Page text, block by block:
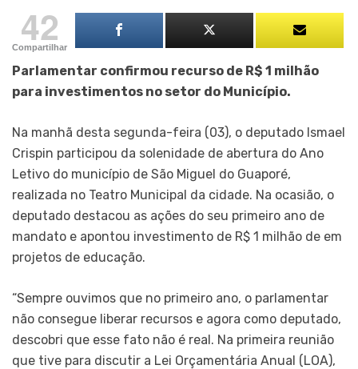
42
Compartilhar
Parlamentar confirmou recurso de R$ 1 milhão
para investimentos no setor do Município.
Na manhã desta segunda-feira (03), o deputado Ismael
Crispin participou da solenidade de abertura do Ano
Letivo do município de São Miguel do Guaporé,
realizada no Teatro Municipal da cidade. Na ocasião, o
deputado destacou as ações do seu primeiro ano de
mandato e apontou investimento de R$ 1 milhão de em
projetos de educação.
“Sempre ouvimos que no primeiro ano, o parlamentar
não consegue liberar recursos e agora como deputado,
descobri que esse fato não é real. Na primeira reunião
que tive para discutir a Lei Orçamentária Anual (LOA),